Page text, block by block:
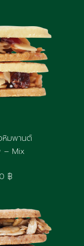
หิมพานต์
– Mix
฿